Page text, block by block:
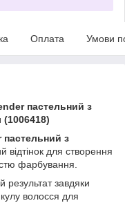
Оплата Умови
пастельний з
з
для створення
фарбування.
результат завдяки
волосся для